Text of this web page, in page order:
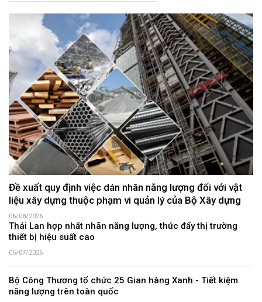
Đề xuất quy định việc dán nhãn năng lượng đối với vật
liệu xây dựng thuộc phạm vi quản lý của Bộ Xây dựng
06/08/2026
Thái Lan hợp nhất nhãn năng lượng, thúc đẩy thị trường
thiết bị hiệu suất cao
06/07/2026
Bộ Công Thương tổ chức 25 Gian hàng Xanh - Tiết kiệm
năng lượng trên toàn quốc